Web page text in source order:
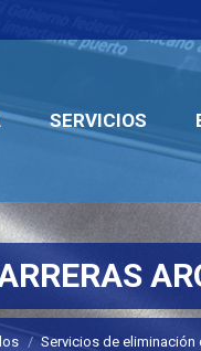
SERVICIOS
Servicios de eliminación